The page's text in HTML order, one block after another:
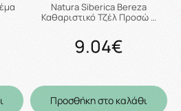
Natura Siberica Bereza
Καθαριστικό Τζέλ Προσώ …
9.04€
Προσθήκη στο καλάθι